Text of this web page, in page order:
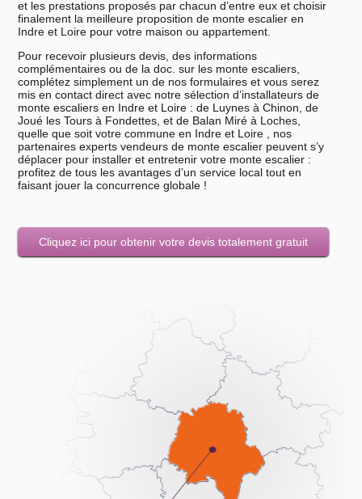
et les prestations proposés par chacun d’entre eux et choisir
finalement la meilleure proposition de monte escalier en
Indre et Loire pour votre maison ou appartement.
Pour recevoir plusieurs devis, des informations
complémentaires ou de la doc. sur les monte escaliers,
complétez simplement un de nos formulaires et vous serez
mis en contact direct avec notre sélection d’installateurs de
monte escaliers en Indre et Loire : de Luynes à Chinon, de
Joué les Tours à Fondettes, et de Balan Miré à Loches,
quelle que soit votre commune en Indre et Loire , nos
partenaires experts vendeurs de monte escalier peuvent s’y
déplacer pour installer et entretenir votre monte escalier :
profitez de tous les avantages d’un service local tout en
faisant jouer la concurrence globale !
Cliquez ici pour obtenir votre devis totalement gratuit